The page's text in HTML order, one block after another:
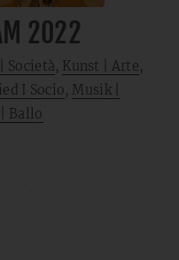
2022
Società, Kunst | Arte,
I Socio, Musik |
Ballo